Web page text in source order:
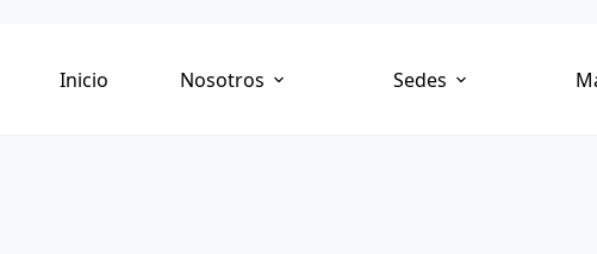
Inicio Nosotros Sedes